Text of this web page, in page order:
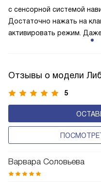
меньше электроэнергии.
с сенсорной системой
Достаточно нажать на
активировать режим.
размораживаться или
опциями.
Отзывы о модели
5
Варвара Соловьева